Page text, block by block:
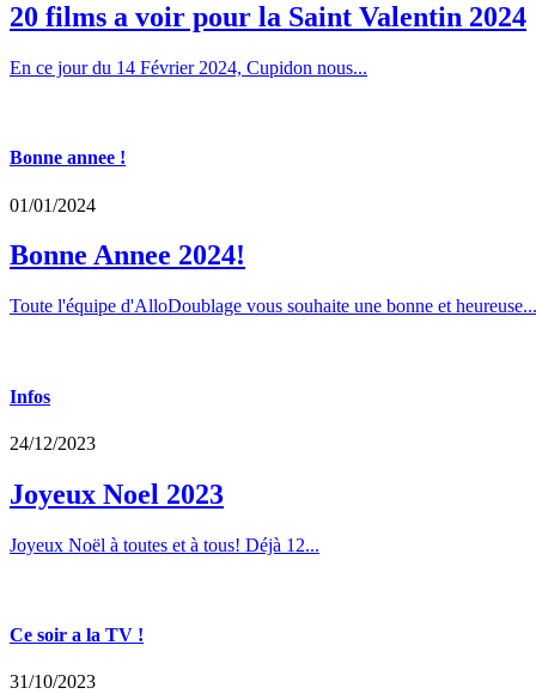
20 films a voir pour la Saint Valentin 2024
En ce jour du 14 Février 2024, Cupidon nous...
Bonne annee !
01/01/2024
Bonne Annee 2024!
Toute l'équipe d'AlloDoublage vous souhaite une bonne et heureuse...
Infos
24/12/2023
Joyeux Noel 2023
Joyeux Noël à toutes et à tous! Déjà 12...
Ce soir a la TV !
31/10/2023